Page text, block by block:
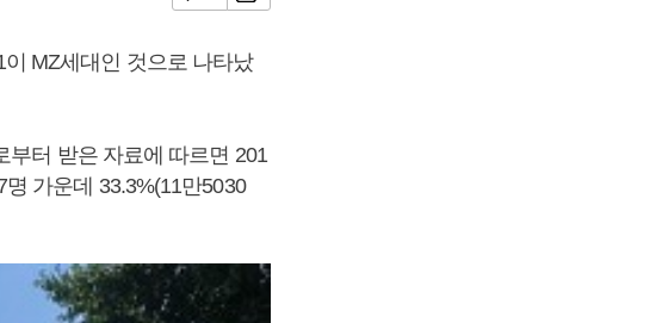
MZ세대인 것으로 나타났
부터 받은 자료에 따르면 201
가운데 33.3%(11만5030